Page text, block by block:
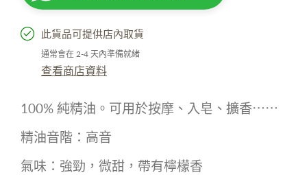
此貨品可提供店內取貨
通常會在 2-4 天內準備就緒
查看商店資料
100% 純精油。可用於按摩、入皂、擴香⋯⋯
精油音階：高音
氣味：強勁，微甜，帶有檸檬香